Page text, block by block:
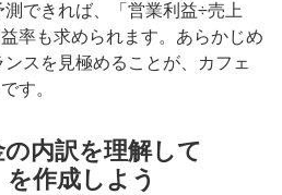
できれば、「営業利益÷売上
率も求められます。あらかじめ
スを見極めることが、カフェ
す。
内訳を理解して
作成しよう